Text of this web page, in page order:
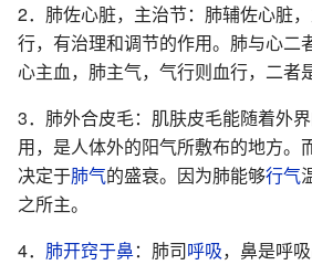
2．肺佐心脏，主治节：肺辅佐心脏
行，有治理和调节的作用。肺与心二
心主血，肺主气，气行则血行，二者
3．肺外合皮毛：肌肤皮毛能随着外
用，是人体外的阳气所敷布的地方。
决定于肺气的盛衰。因为肺能够行气
之所主。
4． 肺开窍于鼻：肺司呼吸，鼻是呼